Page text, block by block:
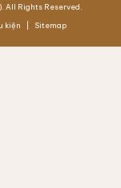
All Rights Reserved.
kiện Sitemap